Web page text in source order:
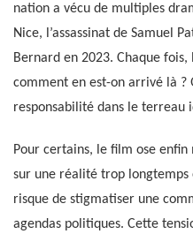
nation a vécu de multiples
Nice, l’assassinat de Samuel
Bernard en 2023. Chaque
comment en est-on arrivé là ?
responsabilité dans le terreau
Pour certains, le film ose
sur une réalité trop longtemps
risque de stigmatiser une
agendas politiques. Cette